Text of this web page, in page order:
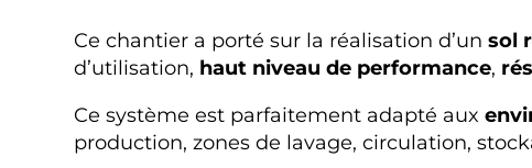
Ce chantier a porté sur la réalisation d’unsol
d’utilisation, haut niveau de performance,
Ce système est parfaitement adapté aux
production, zones de lavage, circulation,